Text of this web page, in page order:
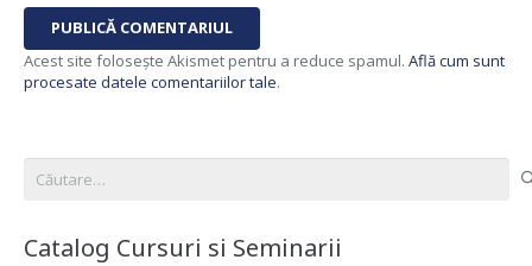
PUBLICĂ COMENTARIUL
Acest site folosește Akismet pentru a reduce spamul. Află cum sunt
procesate datele comentariilor tale.
după:
Catalog Cursuri si Seminarii